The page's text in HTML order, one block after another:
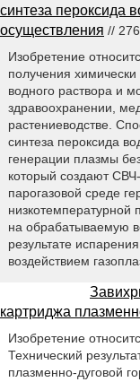
синтеза пероксида
осуществления //
Изобретение
получения
водного раствора и
здравоохранении,
растениеводстве.
синтеза пероксида
генерации плазмы
который создают
парогазовой среде
низкотемпературной
на обрабатываемую
результате
воздействием
картриджа
Изобретение
Технический
плазменно-дуговой